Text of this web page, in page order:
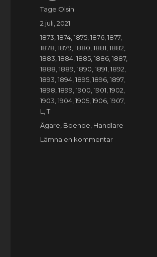
Författare
Tage Olsin
Publicerat
2 juli, 2021
Kategorier
1873 ,1874 ,1875 ,1876 ,1877,
1878 ,1879 ,1880 ,1881 ,1882
1883 ,1884 ,1885 ,1886 ,1887,
1888 ,1889 ,1890 ,1891 ,1892
1893 ,1894 ,1895 ,1896 ,1897,
1898 ,1899 ,1900 ,1901 ,1902
1903 ,1904 ,1905 ,1906 ,1907,
L
,T
Etiketter
Ägare Boende Handlare
Lämna en kommentartill